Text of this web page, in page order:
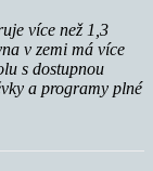
více než 1,3
v zemi má více
s dostupnou
a programy plné